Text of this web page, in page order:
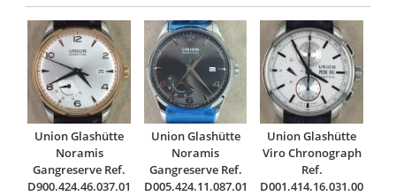
Union Glashütte
Noramis
Gangreserve Ref.
D900.424.46.037.01
Union Glashütte
Noramis
Gangreserve Ref.
D005.424.11.087.01
Union Glashütte
Viro Chronograph
Ref.
D001.414.16.031.00